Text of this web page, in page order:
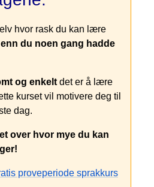
hvor rask du kan lære
du noen gang hadde
og enkelt det er å lære
kurset vil motivere deg til
dag.
over hvor mye du kan